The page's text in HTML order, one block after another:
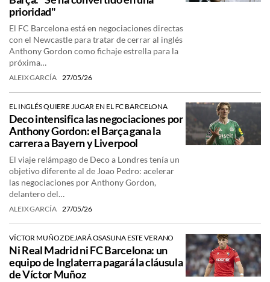
prioridad"
El FC Barcelona está en negociaciones directas
con el Newcastle para tratar de cerrar al inglés
Anthony Gordon como fichaje estrella para la
próxima…
ALEIX GARCÍA 27/05/26
EL INGLÉS QUIERE JUGAR EN EL FC BARCELONA
Deco intensifica las negociaciones por
Anthony Gordon: el Barça gana la
carrera a Bayern y Liverpool
El viaje relámpago de Deco a Londres tenía un
objetivo diferente al de Joao Pedro: acelerar
las negociaciones por Anthony Gordon,
delantero del…
ALEIX GARCÍA 27/05/26
VÍCTOR MUÑOZ DEJARÁ OSASUNA ESTE VERANO
Ni Real Madrid ni FC Barcelona: un
equipo de Inglaterra pagará la cláusula
de Víctor Muñoz